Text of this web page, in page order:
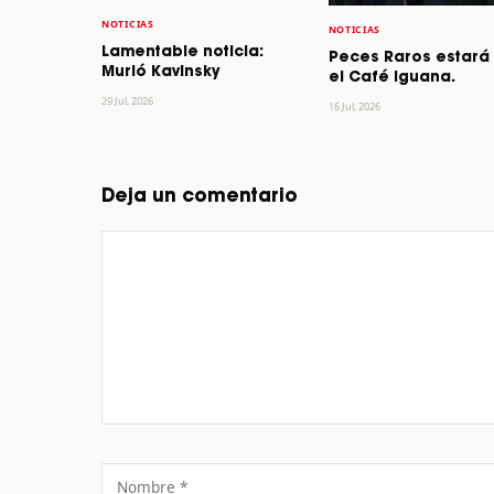
NOTICIAS
Lamentable noticia:
Murió Kavinsky
29 Jul, 2026
NOTICIAS
Peces Raros estará
el Café Iguana.
16 Jul, 2026
Deja un comentario
Comentario
Nombre